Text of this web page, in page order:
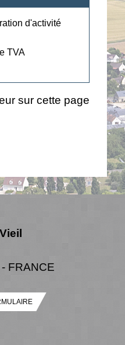
d'activité
TVA
sur cette page
FRANCE